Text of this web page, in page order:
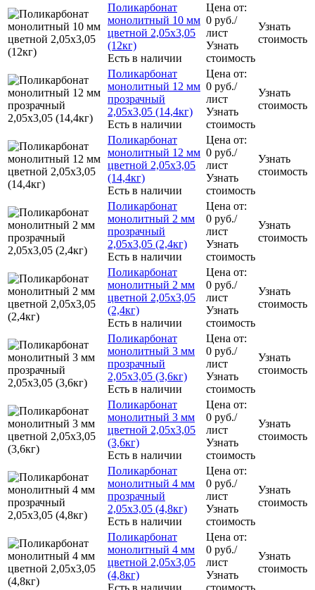
Поликарбонат
монолитный 10 мм
цветной 2,05x3,05
(12кг)
Есть в наличии
Цена от:
0 руб./
лист
Узнать
стоимость
Узнать
стоимость
Поликарбонат
монолитный 12 мм
прозрачный
2,05x3,05 (14,4кг)
Есть в наличии
Цена от:
0 руб./
лист
Узнать
стоимость
Узнать
стоимость
Поликарбонат
монолитный 12 мм
цветной 2,05x3,05
(14,4кг)
Есть в наличии
Цена от:
0 руб./
лист
Узнать
стоимость
Узнать
стоимость
Поликарбонат
монолитный 2 мм
прозрачный
2,05x3,05 (2,4кг)
Есть в наличии
Цена от:
0 руб./
лист
Узнать
стоимость
Узнать
стоимость
Поликарбонат
монолитный 2 мм
цветной 2,05x3,05
(2,4кг)
Есть в наличии
Цена от:
0 руб./
лист
Узнать
стоимость
Узнать
стоимость
Поликарбонат
монолитный 3 мм
прозрачный
2,05x3,05 (3,6кг)
Есть в наличии
Цена от:
0 руб./
лист
Узнать
стоимость
Узнать
стоимость
Поликарбонат
монолитный 3 мм
цветной 2,05x3,05
(3,6кг)
Есть в наличии
Цена от:
0 руб./
лист
Узнать
стоимость
Узнать
стоимость
Поликарбонат
монолитный 4 мм
прозрачный
2,05x3,05 (4,8кг)
Есть в наличии
Цена от:
0 руб./
лист
Узнать
стоимость
Узнать
стоимость
Поликарбонат
монолитный 4 мм
цветной 2,05x3,05
(4,8кг)
Есть в наличии
Цена от:
0 руб./
лист
Узнать
стоимость
Узнать
стоимость